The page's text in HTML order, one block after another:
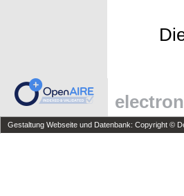
Gestaltung Webseite und Datenbank: Copyright ©